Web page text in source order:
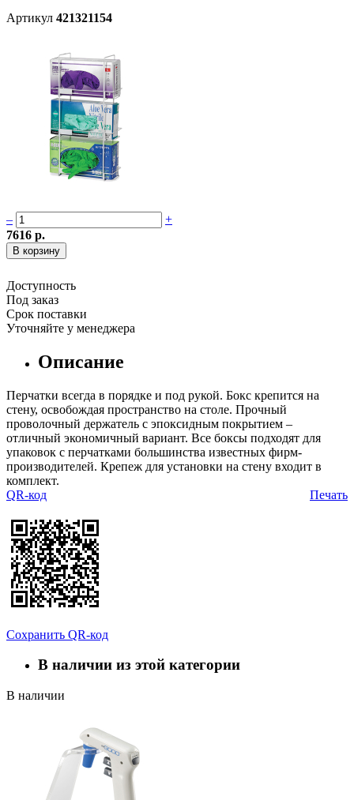
Артикул 421321154
–
+
7616 р.
Доступность
Под заказ
Срок поставки
Уточняйте у менеджера
Описание
Перчатки всегда в порядке и под рукой. Бокс крепится на
стену, освобождая пространство на столе. Прочный
проволочный держатель с эпоксидным покрытием –
отличный экономичный вариант. Все боксы подходят для
упаковок с перчатками большинства известных фирм-
производителей. Крепеж для установки на стену входит в
комплект.
Печать
QR-код
Сохранить QR-код
В наличии из этой категории
В наличии